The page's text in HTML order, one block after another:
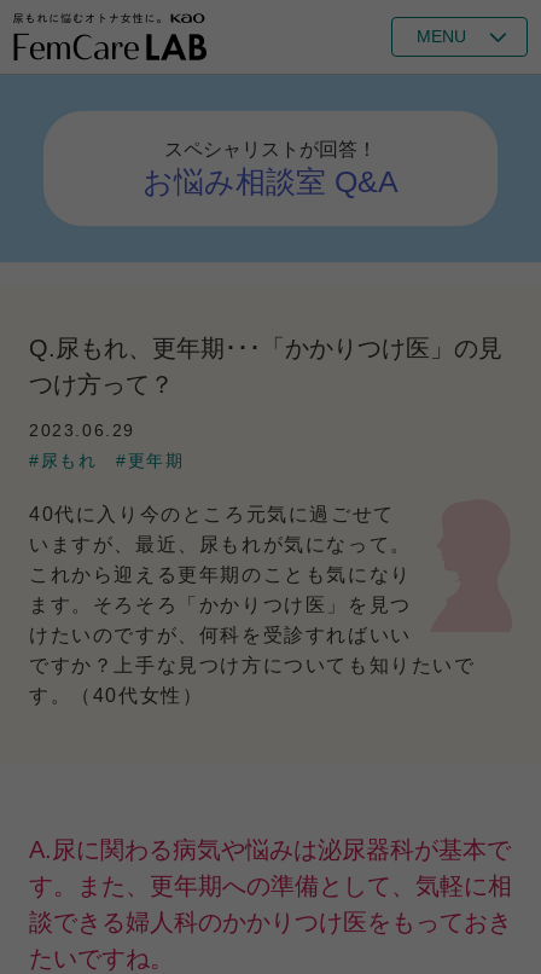
MENU
スペシャリストが回答！
お悩み相談室 Q&A
Q.尿もれ、更年期･･･「かかりつけ医」の見
つけ方って？
2023.06.29
#尿もれ
#更年期
40代に入り今のところ元気に過ごせて
いますが、最近、尿もれが気になって。
これから迎える更年期のことも気になり
ます。そろそろ「かかりつけ医」を見つ
けたいのですが、何科を受診すればいい
ですか？上手な見つけ方についても知りたいで
す。（40代女性）
A.尿に関わる病気や悩みは泌尿器科が基本で
す。また、更年期への準備として、気軽に相
談できる婦人科のかかりつけ医をもっておき
たいですね。